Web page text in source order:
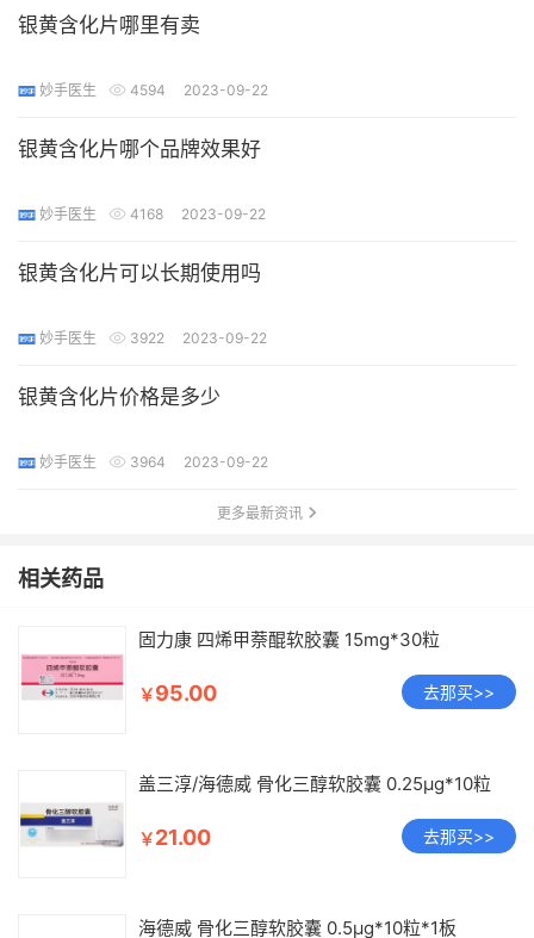
银黄含化片哪里有卖
妙手医生 4594 2023-09-22
银黄含化片哪个品牌效果好
妙手医生 4168 2023-09-22
银黄含化片可以长期使用吗
妙手医生 3922 2023-09-22
银黄含化片价格是多少
妙手医生 3964 2023-09-22
更多最新资讯
相关药品
固力康 四烯甲萘醌软胶囊 15mg*30粒
￥95.00 去那买>>
盖三淳/海德威 骨化三醇软胶囊 0.25μg*10粒
￥21.00 去那买>>
海德威 骨化三醇软胶囊 0.5μg*10粒*1板